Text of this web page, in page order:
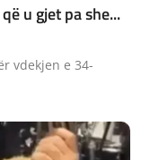
u gjet pa she...
vdekjen e 34-